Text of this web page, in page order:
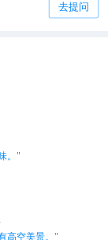
去提问
。 "
高空美景。 "